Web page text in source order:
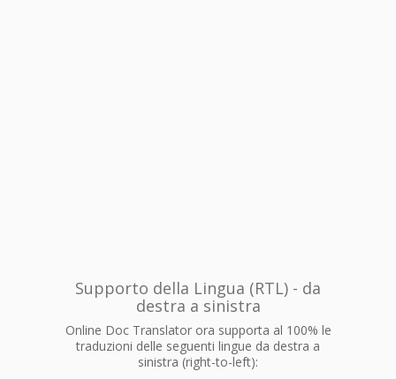
Supporto della Lingua (RTL) - da
destra a sinistra
Online Doc Translator ora supporta al 100% le
traduzioni delle seguenti lingue da destra a
sinistra (right-to-left):